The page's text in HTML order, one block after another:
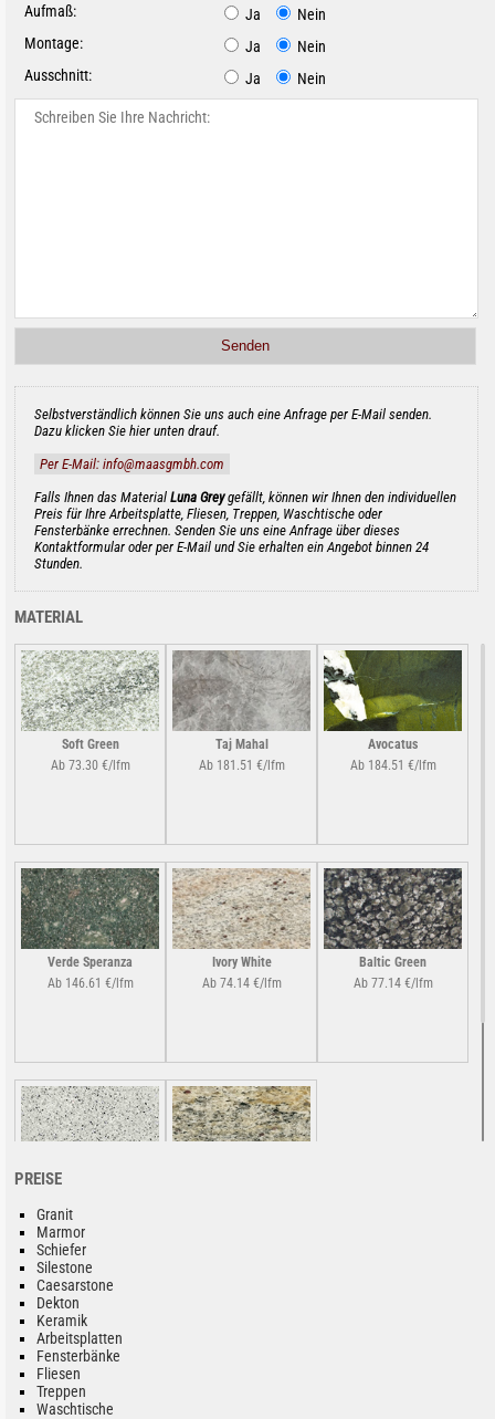
Aufmaß: Ja
Nein
Montage:
Ja
Nein
Ausschnitt:
Ja Nein
Selbstverständlich können Sie uns auch eine Anfrage per E-Mail senden.
Dazu klicken Sie hier unten drauf.
Per E-Mail: info@maasgmbh.com
Falls Ihnen das MaterialLuna Greygefällt, können wir Ihnen den individuellen
Preis für Ihre Arbeitsplatte, Fliesen, Treppen, Waschtische oder
Fensterbänke errechnen. Senden Sie uns eine Anfrage über dieses
Kontaktformular oder per E-Mail und Sie erhalten ein Angebot binnen 24
Stunden.
MATERIAL
Soft Green
Ab 73.30 €/lfm
Taj Mahal
Ab 181.51 €/lfm
Avocatus
Ab 184.51 €/lfm
Verde Speranza
Ab 146.61 €/lfm
Ivory White
Ab 74.14 €/lfm
Baltic Green
Ab 77.14 €/lfm
Bel Bianco
PREISE
Granit
Marmor
Schiefer
Silestone
Caesarstone
Dekton
Keramik
Arbeitsplatten
Fensterbänke
Fliesen
Treppen
Waschtische